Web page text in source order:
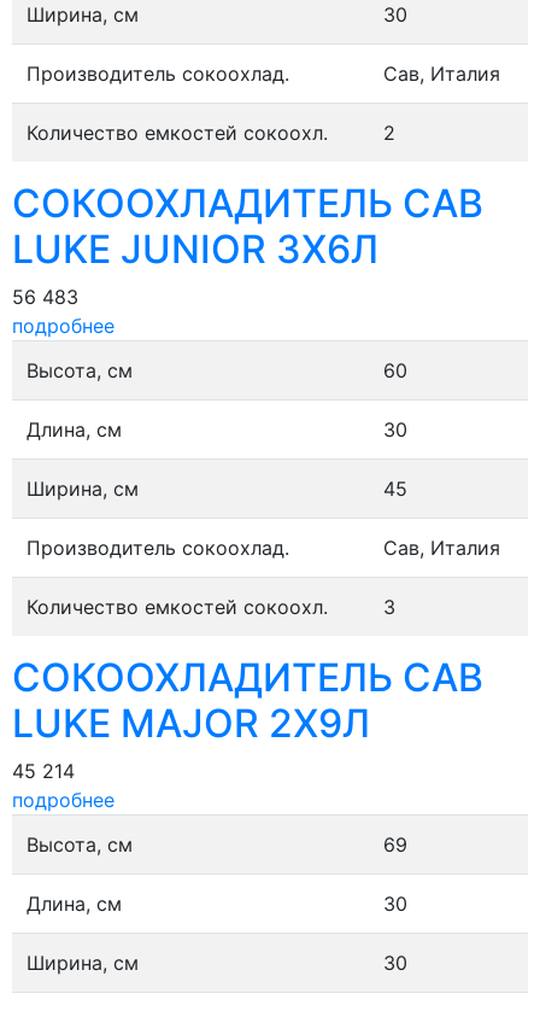
Ширина, см 30
Производитель сокоохлад. Сав, Италия
Количество емкостей сокоохл. 2
СОКООХЛАДИТЕЛЬ CAB
LUKE JUNIOR 3X6Л
56 483
подробнее
Высота, см
60
Длина, см 30
Ширина, см 45
Производитель сокоохлад. Сав, Италия
Количество емкостей сокоохл. 3
СОКООХЛАДИТЕЛЬ CAB
LUKE MAJOR 2Х9Л
45 214
подробнее
Высота, см
69
Длина, см 30
Ширина, см 30